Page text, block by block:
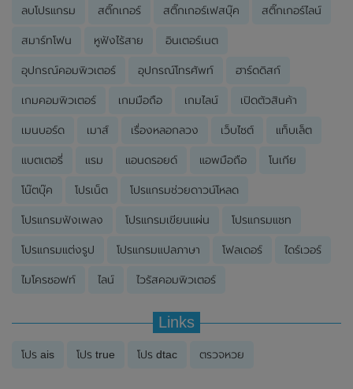
ลบโปรแกรม สติ๊กเกอร์ สติ๊กเกอร์เฟสบุ๊ค สติ๊กเกอร์ไลน์
สมาร์ทโฟน หูฟังไร้สาย อินเตอร์เนต
อุปกรณ์คอมพิวเตอร์ อุปกรณ์โทรศัพท์ ฮาร์ดดิสก์
เกมคอมพิวเตอร์ เกมมือถือ เกมไลน์ เปิดตัวสินค้า
เมนบอร์ด เมาส์ เรื่องหลอกลวง เว็บไซต์ แท็บเล็ต
แบตเตอรี่ แรม แอนดรอยด์ แอพมือถือ โนเกีย
โน๊ตบุ๊ค โปรเน็ต โปรแกรมช่วยดาวน์โหลด
โปรแกรมฟังเพลง โปรแกรมเขียนแผ่น โปรแกรมแชท
โปรแกรมแต่งรูป โปรแกรมแปลภาษา โฟลเดอร์ ไดร์เวอร์
ไมโครซอฟท์ ไลน์ ไวรัสคอมพิวเตอร์
Links
โปร ais โปร true โปร dtac ตรวจหวย